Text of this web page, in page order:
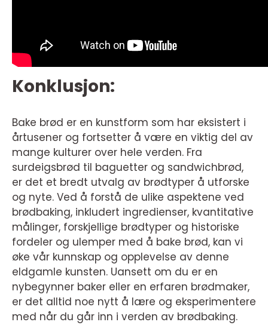
Konklusjon:
Bake brød er en kunstform som har eksistert i
årtusener og fortsetter å være en viktig del av
mange kulturer over hele verden. Fra
surdeigsbrød til baguetter og sandwichbrød,
er det et bredt utvalg av brødtyper å utforske
og nyte. Ved å forstå de ulike aspektene ved
brødbaking, inkludert ingredienser, kvantitative
målinger, forskjellige brødtyper og historiske
fordeler og ulemper med å bake brød, kan vi
øke vår kunnskap og opplevelse av denne
eldgamle kunsten. Uansett om du er en
nybegynner baker eller en erfaren brødmaker,
er det alltid noe nytt å lære og eksperimentere
med når du går inn i verden av brødbaking.